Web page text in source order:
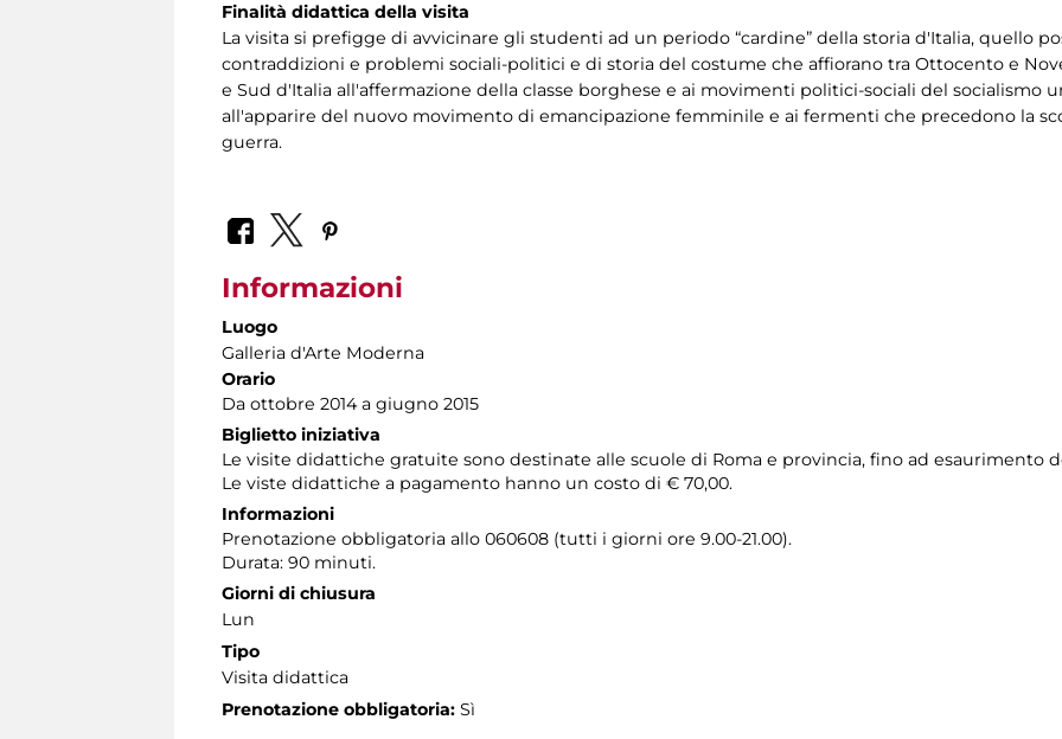
Finalità didattica della visita
La visita si prefigge di avvicinare gli studenti ad un periodo “cardine” della storia d'Italia, quello
contraddizioni e problemi sociali-politici e di storia del costume che affiorano tra Ottocento e
e Sud d'Italia all'affermazione della classe borghese e ai movimenti politici-sociali del socialismo
all'apparire del nuovo movimento di emancipazione femminile e ai fermenti che precedono la
guerra.
Informazioni
Luogo
Galleria d'Arte Moderna
Orario
Da ottobre 2014 a giugno 2015
Biglietto iniziativa
Le visite didattiche gratuite sono destinate alle scuole di Roma e provincia, fino ad esaurimento
Le viste didattiche a pagamento hanno un costo di € 70,00.
Informazioni
Prenotazione obbligatoria allo 060608 (tutti i giorni ore 9.00-21.00).
Durata: 90 minuti.
Giorni di chiusura
Lun
Tipo
Visita didattica
Prenotazione obbligatoria: Sì